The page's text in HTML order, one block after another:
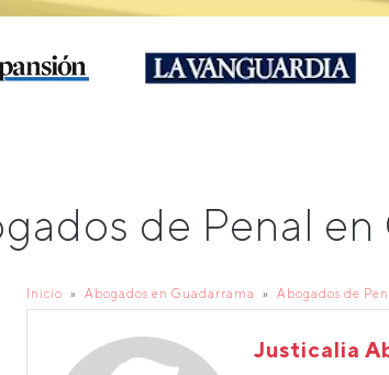
de Penal
Inicio Abogados en Guadarrama Abogados de
Justicalia